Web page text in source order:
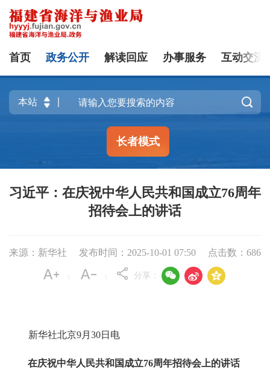
首页 政务公开 解读回应 办事服务 互动交流

长者模式
习近平：在庆祝中华人民共和国成立76周年
招待会上的讲话
来源：新华社 发布时间：2025-10-01 07:50 点击数： 686
分享：   
新华社北京9月30日电
在庆祝中华人民共和国成立76周年招待会上的讲话